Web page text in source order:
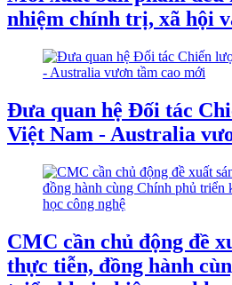
nhiệm chính trị, xã hội
Đưa quan hệ Đối tác
Việt Nam - Australia
CMC cần chủ động đề
thực tiễn, đồng hành